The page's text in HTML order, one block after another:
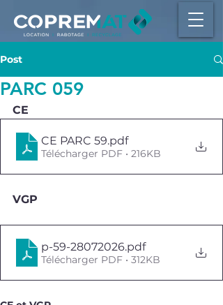
Post
PARC 059
CE
CE PARC 59.pdf
Télécharger PDF • 216KB
VGP
p-59-28072026.pdf
Télécharger PDF • 312KB